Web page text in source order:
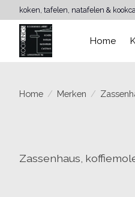
koken, tafelen, natafelen &
Home
Home / Merken /
Zassenhaus,